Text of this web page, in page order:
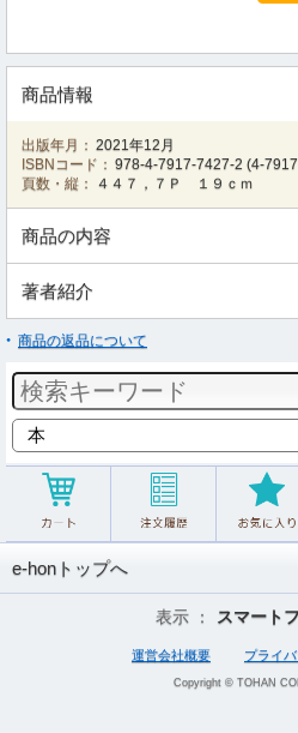
商品情報
出版年月： 2021年12月
ISBNコード： 978-4-7917-7427-2 (4-
頁数・縦：
４４７，７Ｐ １９ｃｍ
商品の内容
著者紹介
商品の返品について
e-honトップへ
表示 ： スマート
運営会社概要 プライ
Copyright © TOHAN